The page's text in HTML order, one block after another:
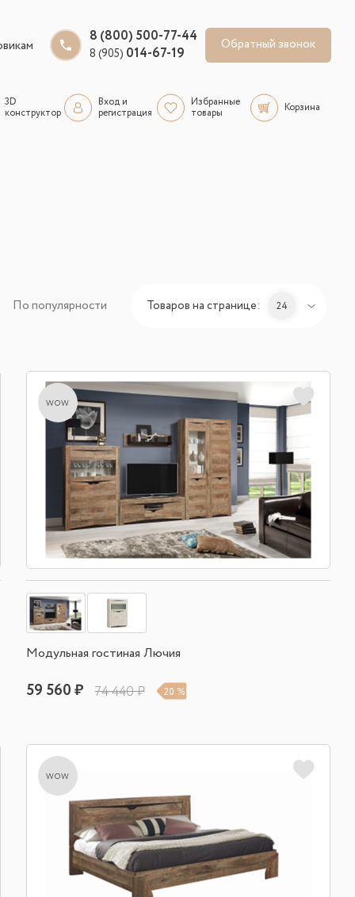
8 (800) 500-77-44
8 (905) 014-67-19 Обратный звонок
3D
конструктор
Вход и
регистрация
Избранные
товары
Корзина
По популярности Товаров на странице: 24
wow
Модульная гостиная Лючия
59 560 ₽ 74 440 ₽ 20 %
wow